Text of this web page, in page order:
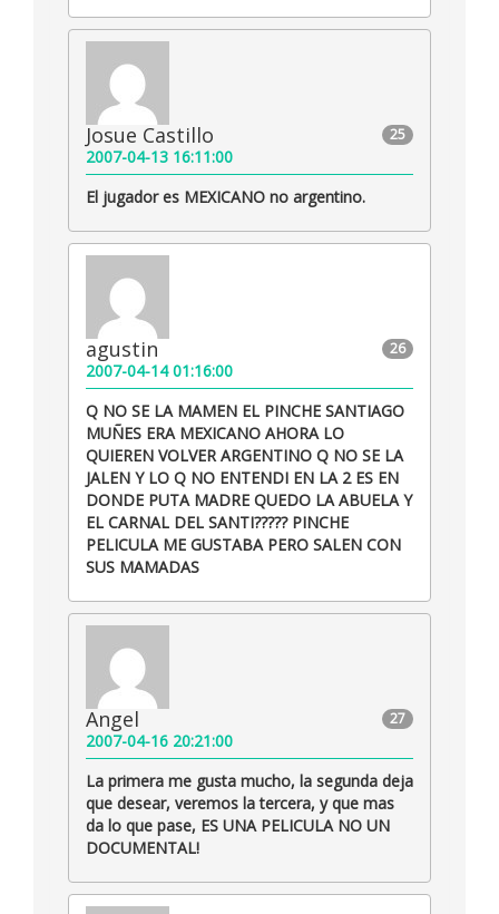
25
Josue Castillo
2007-04-13 16:11:00
El jugador es MEXICANO no argentino.
26
agustin
2007-04-14 01:16:00
Q NO SE LA MAMEN EL PINCHE SANTIAGO
MUÑES ERA MEXICANO AHORA LO
QUIEREN VOLVER ARGENTINO Q NO SE LA
JALEN Y LO Q NO ENTENDI EN LA 2 ES EN
DONDE PUTA MADRE QUEDO LA ABUELA Y
EL CARNAL DEL SANTI????? PINCHE
PELICULA ME GUSTABA PERO SALEN CON
SUS MAMADAS
27
Angel
2007-04-16 20:21:00
La primera me gusta mucho, la segunda deja
que desear, veremos la tercera, y que mas
da lo que pase, ES UNA PELICULA NO UN
DOCUMENTAL!